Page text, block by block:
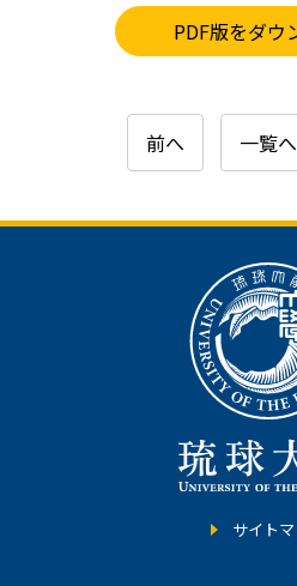
PDF版をダウ
前へ 一覧へ
サイト